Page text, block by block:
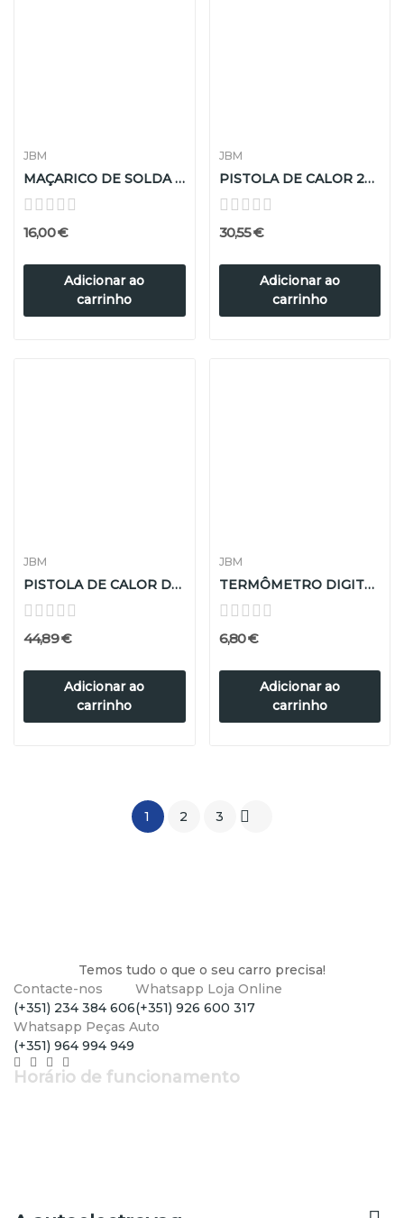
JBM
MAÇARICO DE SOLDA 100W
16,00 €
Adicionar ao
carrinho
JBM
PISTOLA DE CALOR 2000W
30,55 €
Adicionar ao
carrinho
JBM
PISTOLA DE CALOR DIGITAL 2000W
44,89 €
Adicionar ao
carrinho
JBM
TERMÔMETRO DIGITAL DE CONTATO
6,80 €
Adicionar ao
carrinho
1 2 3 
Temos tudo o que o seu carro precisa!
Contacte-nos
(+351) 234 384 606
Whatsapp Loja Online
(+351) 926 600 317
Whatsapp Peças Auto
(+351) 964 994 949
Horário de funcionamento